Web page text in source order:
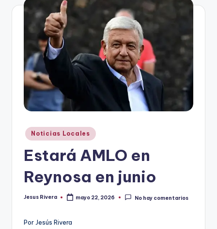
s
Publicado
en
Noticias Locales
Estará AMLO en
Reynosa en junio
Publicado
Jesus Rivera mayo 22, 2026 No hay comentarios
Por Jesús Rivera